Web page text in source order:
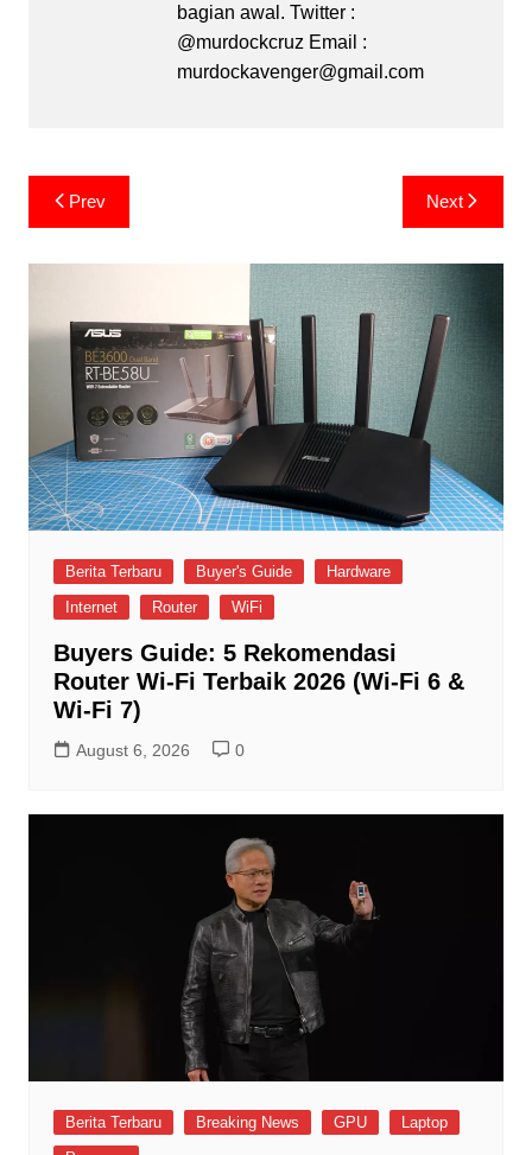
bagian awal. Twitter :
@murdockcruz Email :
murdockavenger@gmail.com
Post
navigation
Prev Next
Berita Terbaru Buyer's Guide
Hardware
Internet
Router WiFi
Buyers Guide: 5 Rekomendasi
Router Wi-Fi Terbaik 2026 (Wi-Fi 6 &
Wi-Fi 7)
August 6, 2026 0
Berita Terbaru Breaking News GPU
Laptop